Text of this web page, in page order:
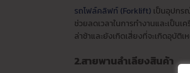
รถโฟล์คลิฟท์ (Forklift) เป็นอุปกร
ช่วยลดเวลาในการทำงานและเป็
ล่าช้าและยังเกิดเสี่ยงที่จะเกิดอุบัติ
2.สายพานลำเลียงสินค้า